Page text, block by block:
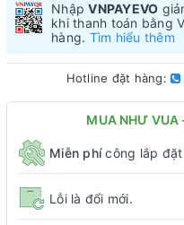
NhậpVNPAYEVO
khi thanh toán bằng
hàng. Tìm hiểu thêm
Hotline đặt hàng:
MUA NHƯ VUA
Miễn phícông lắp đặt
Lỗi là đổi mới.